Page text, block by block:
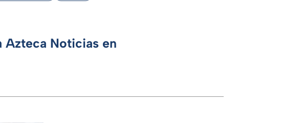
Azteca Noticias en